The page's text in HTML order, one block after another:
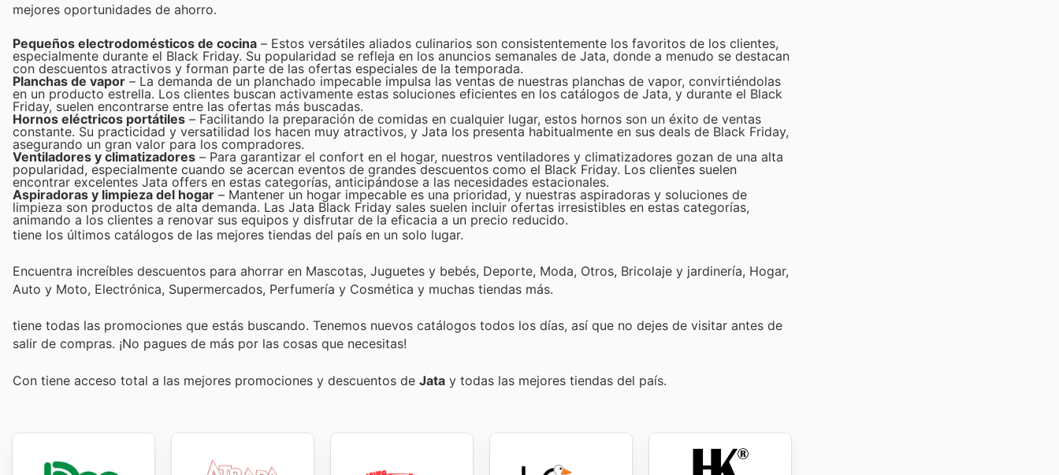
mejores oportunidades de ahorro.
Pequeños electrodomésticos de cocina – Estos versátiles aliados culinarios son consistentemente los favoritos de los clientes,
especialmente durante el Black Friday. Su popularidad se refleja en los anuncios semanales de Jata, donde a menudo se destacan
con descuentos atractivos y forman parte de las ofertas especiales de la temporada.
Planchas de vapor – La demanda de un planchado impecable impulsa las ventas de nuestras planchas de vapor, convirtiéndolas
en un producto estrella. Los clientes buscan activamente estas soluciones eficientes en los catálogos de Jata, y durante el Black
Friday, suelen encontrarse entre las ofertas más buscadas.
Hornos eléctricos portátiles – Facilitando la preparación de comidas en cualquier lugar, estos hornos son un éxito de ventas
constante. Su practicidad y versatilidad los hacen muy atractivos, y Jata los presenta habitualmente en sus deals de Black Friday,
asegurando un gran valor para los compradores.
Ventiladores y climatizadores – Para garantizar el confort en el hogar, nuestros ventiladores y climatizadores gozan de una alta
popularidad, especialmente cuando se acercan eventos de grandes descuentos como el Black Friday. Los clientes suelen
encontrar excelentes Jata offers en estas categorías, anticipándose a las necesidades estacionales.
Aspiradoras y limpieza del hogar – Mantener un hogar impecable es una prioridad, y nuestras aspiradoras y soluciones de
limpieza son productos de alta demanda. Las Jata Black Friday sales suelen incluir ofertas irresistibles en estas categorías,
animando a los clientes a renovar sus equipos y disfrutar de la eficacia a un precio reducido.
tiene los últimos catálogos de las mejores tiendas del país en un solo lugar.
Encuentra increíbles descuentos para ahorrar en Mascotas, Juguetes y bebés, Deporte, Moda, Otros, Bricolaje y jardinería, Hogar,
Auto y Moto, Electrónica, Supermercados, Perfumería y Cosmética y muchas tiendas más.
tiene todas las promociones que estás buscando. Tenemos nuevos catálogos todos los días, así que no dejes de visitar antes de
salir de compras. ¡No pagues de más por las cosas que necesitas!
Con tiene acceso total a las mejores promociones y descuentos de Jata y todas las mejores tiendas del país.